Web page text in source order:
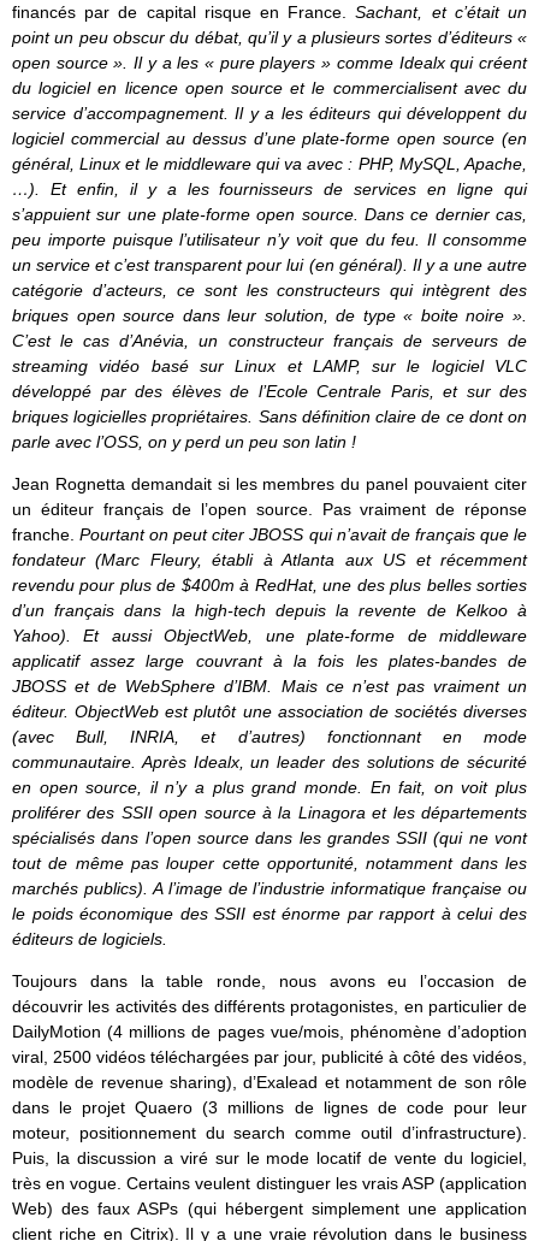
financés par de capital risque en France.Sachant, et c’était un
point un peu obscur du débat, qu’il y a plusieurs sortes d’éditeurs «
open source ». Il y a les « pure players » comme Idealx qui créent
du logiciel en licence open source et le commercialisent avec du
service d’accompagnement. Il y a les éditeurs qui développent du
logiciel commercial au dessus d’une plate-forme open source (en
général, Linux et le middleware qui va avec : PHP, MySQL, Apache,
…). Et enfin, il y a les fournisseurs de services en ligne qui
s’appuient sur une plate-forme open source. Dans ce dernier cas,
peu importe puisque l’utilisateur n’y voit que du feu. Il consomme
un service et c’est transparent pour lui (en général). Il y a une autre
catégorie d’acteurs, ce sont les constructeurs qui intègrent des
briques open source dans leur solution, de type « boite noire ».
C’est le cas d’Anévia, un constructeur français de serveurs de
streaming vidéo basé sur Linux et LAMP, sur le logiciel VLC
développé par des élèves de l’Ecole Centrale Paris, et sur des
briques logicielles propriétaires. Sans définition claire de ce dont on
parle avec l’OSS, on y perd un peu son latin !
Jean Rognetta demandait si les membres du panel pouvaient citer
un éditeur français de l’open source. Pas vraiment de réponse
franche.Pourtant on peut citer JBOSS qui n’avait de français que le
fondateur (Marc Fleury, établi à Atlanta aux US et récemment
revendu pour plus de $400m à RedHat, une des plus belles sorties
d’un français dans la high-tech depuis la revente de Kelkoo à
Yahoo). Et aussi ObjectWeb, une plate-forme de middleware
applicatif assez large couvrant à la fois les plates-bandes de
JBOSS et de WebSphere d’IBM. Mais ce n’est pas vraiment un
éditeur. ObjectWeb est plutôt une association de sociétés diverses
(avec Bull, INRIA, et d’autres) fonctionnant en mode
communautaire. Après Idealx, un leader des solutions de sécurité
en open source, il n’y a plus grand monde. En fait, on voit plus
proliférer des SSII open source à la Linagora et les départements
spécialisés dans l’open source dans les grandes SSII (qui ne vont
tout de même pas louper cette opportunité, notamment dans les
marchés publics). A l’image de l’industrie informatique française ou
le poids économique des SSII est énorme par rapport à celui des
éditeurs de logiciels.
Toujours dans la table ronde, nous avons eu l’occasion de
découvrir les activités des différents protagonistes, en particulier de
DailyMotion (4 millions de pages vue/mois, phénomène d’adoption
viral, 2500 vidéos téléchargées par jour, publicité à côté des vidéos,
modèle de revenue sharing), d’Exalead et notamment de son rôle
dans le projet Quaero (3 millions de lignes de code pour leur
moteur, positionnement du search comme outil d’infrastructure).
Puis, la discussion a viré sur le mode locatif de vente du logiciel,
très en vogue. Certains veulent distinguer les vrais ASP (application
Web) des faux ASPs (qui hébergent simplement une application
client riche en Citrix). Il y a une vraie révolution dans le business